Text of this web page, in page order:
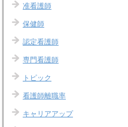
准看護師
保健師
認定看護師
専門看護師
トピック
看護師離職率
キャリアアップ